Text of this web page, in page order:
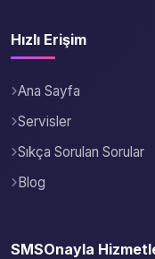
Hızlı Erişim
Ana Sayfa
Servisler
Sıkça Sorulan Sorular
Blog
SMSOnayla